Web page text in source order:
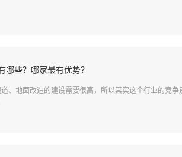
哪些？哪家最有优势？
、地面改造的建设需要很高，所以其实这个行业的竞